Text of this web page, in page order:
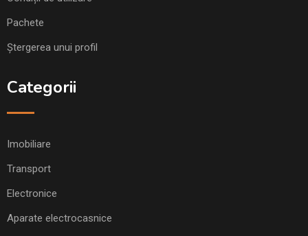
Pachete
Ștergerea unui profil
Categorii
Imobiliare
Transport
Electronice
Aparate electrocasnice